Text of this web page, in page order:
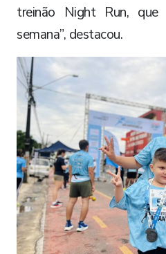
treinão Night Run, que
semana”, destacou.